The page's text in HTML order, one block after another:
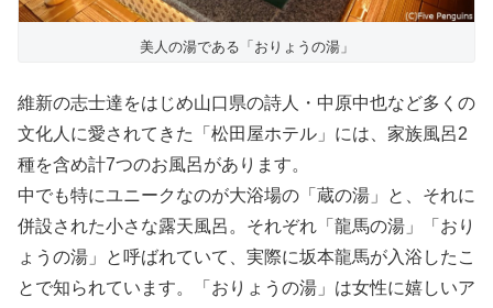
美人の湯である「おりょうの湯」
維新の志士達をはじめ山口県の詩人・中原中也など多くの
文化人に愛されてきた「松田屋ホテル」には、家族風呂2
種を含め計7つのお風呂があります。
中でも特にユニークなのが大浴場の「蔵の湯」と、それに
併設された小さな露天風呂。それぞれ「龍馬の湯」「おり
ょうの湯」と呼ばれていて、実際に坂本龍馬が入浴したこ
とで知られています。「おりょうの湯」は女性に嬉しいア